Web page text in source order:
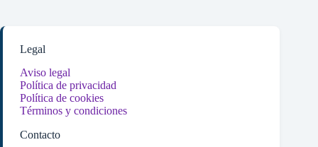
Legal
Aviso legal
Política de privacidad
Política de cookies
Términos y condiciones
Contacto